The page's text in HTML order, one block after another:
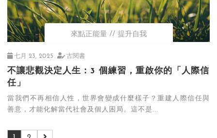
來點正能量 提升自我
七月 23, 2025 古閱書
不讓悲觀決定人生：3 個練習，重啟你的「人際信
任」
當我們不再相信人性，世界會變成什麼樣子？重建人際信任與
善意，才能化解當代社會及個人困局。這不是...